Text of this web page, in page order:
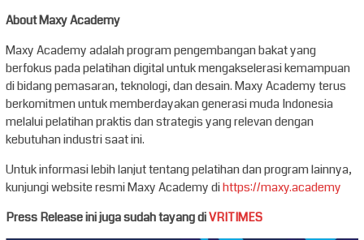
About Maxy Academy
Maxy Academy adalah program pengembangan bakat yang
berfokus pada pelatihan digital untuk mengakselerasi kemampuan
di bidang pemasaran, teknologi, dan desain. Maxy Academy terus
berkomitmen untuk memberdayakan generasi muda Indonesia
melalui pelatihan praktis dan strategis yang relevan dengan
kebutuhan industri saat ini.
Untuk informasi lebih lanjut tentang pelatihan dan program lainnya,
kunjungi website resmi Maxy Academy dihttps://maxy.academy
Press Release ini juga sudah tayang diVRITIMES